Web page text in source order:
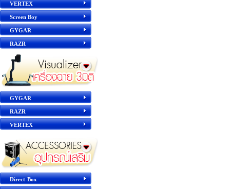
VERTEX
Screen Boy
GYGAR
RAZR
GYGAR
RAZR
VERTEX
Direct-Box